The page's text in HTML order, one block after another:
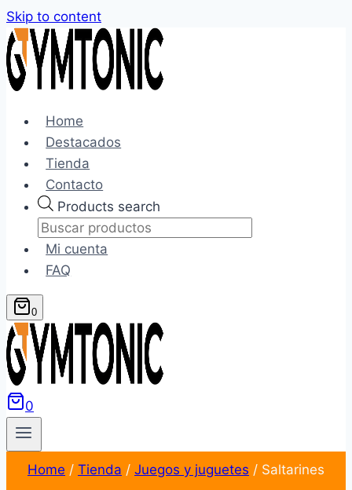
Skip to content
Home
Destacados
Tienda
Contacto
Products search
Mi cuenta
FAQ
0
0
Home / Tienda / Juegos y juguetes / Saltarines